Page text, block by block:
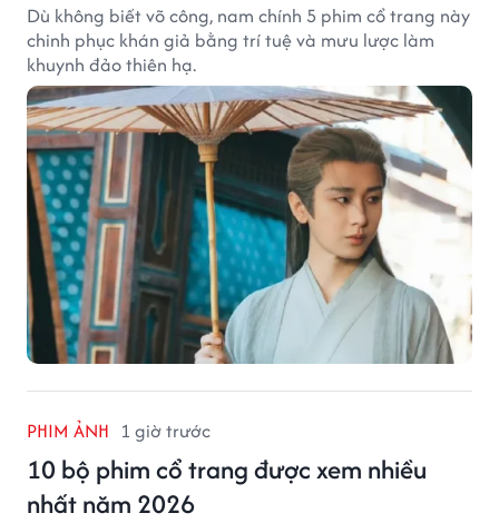
Dù không biết võ công, nam chính 5 phim cổ trang này
chinh phục khán giả bằng trí tuệ và mưu lược làm
khuynh đảo thiên hạ.
PHIM ẢNH 1 giờ trước
10 bộ phim cổ trang được xem nhiều
nhất năm 2026